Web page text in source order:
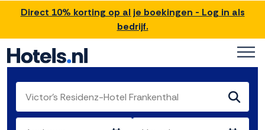
Direct 10% korting op al je boekingen - Log in als
bedrijf.